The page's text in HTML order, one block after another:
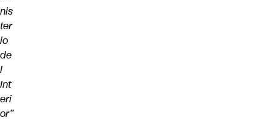
nis
ter
io
de
l
Int
eri
or”